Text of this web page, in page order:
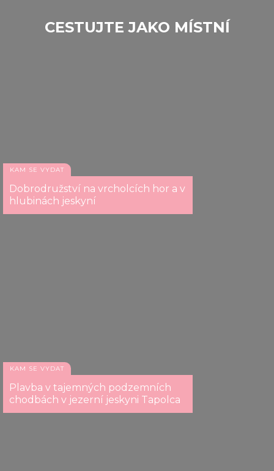
CESTUJTE JAKO MÍSTNÍ
KAM SE VYDAT
Dobrodružství na vrcholcích hor a v
hlubinách jeskyní
KAM SE VYDAT
Plavba v tajemných podzemních
chodbách v jezerní jeskyni Tapolca